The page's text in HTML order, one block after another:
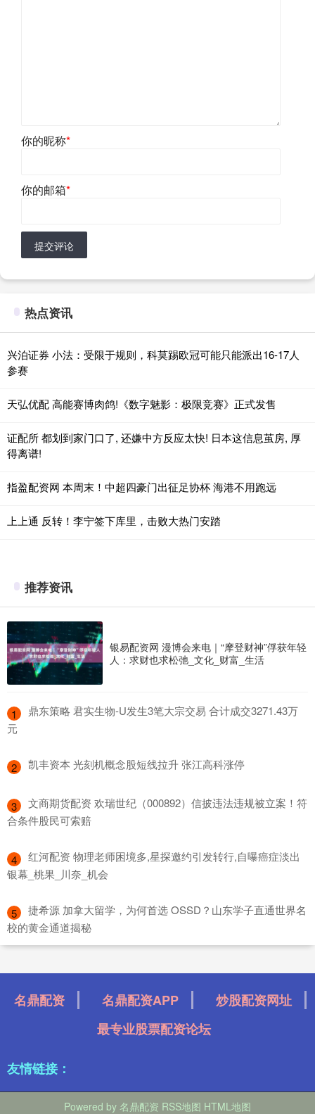
你的昵称*
你的邮箱*
提交评论
热点资讯
兴泊证券 小法：受限于规则，科莫踢欧冠可能只能派出16-17人
参赛
天弘优配 高能赛博肉鸽!《数字魅影：极限竞赛》正式发售
证配所 都划到家门口了, 还嫌中方反应太快! 日本这信息茧房, 厚
得离谱!
指盈配资网 本周末！中超四豪门出征足协杯 海港不用跑远
上上通 反转！李宁签下库里，击败大热门安踏
推荐资讯
银易配资网 漫博会来电｜“摩登财神”俘获年轻
人：求财也求松弛_文化_财富_生活
1
​鼎东策略 君实生物-U发生3笔大宗交易 合计成交3271.43万
元
2 ​凯丰资本 光刻机概念股短线拉升 张江高科涨停
3
​文商期货配资 欢瑞世纪（000892）信披违法违规被立案！符
合条件股民可索赔
4
​红河配资 物理老师困境多,星探邀约引发转行,自曝癌症淡出
银幕_桃果_川奈_机会
5
​捷希源 加拿大留学，为何首选 OSSD？山东学子直通世界名
校的黄金通道揭秘
名鼎配资 名鼎配资APP
炒股配资网址
最专业股票配资论坛
友情链接：
Powered by 名鼎配资 RSS地图 HTML地图